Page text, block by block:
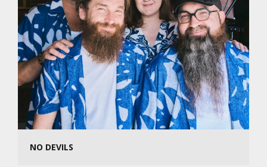
NO DEVILS